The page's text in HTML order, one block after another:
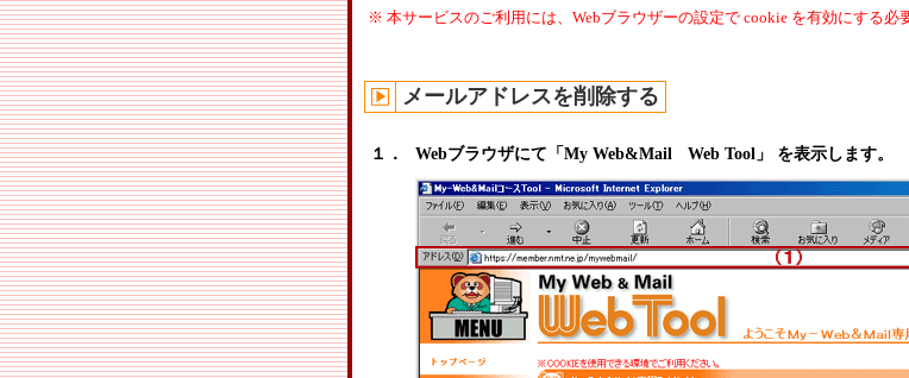
※ 本サービスのご利用には、Webブラウザーの設定で cookie を有効にする必
メールアドレスを削除する
１． Webブラウザにて「My Web&Mail Web Tool」 を表示します。